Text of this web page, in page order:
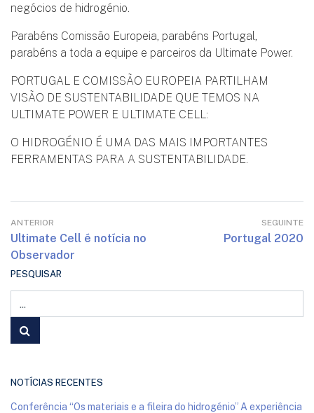
negócios de hidrogénio.
Parabéns Comissão Europeia, parabéns Portugal,
parabéns a toda a equipe e parceiros da Ultimate Power.
PORTUGAL E COMISSÃO EUROPEIA PARTILHAM
VISÃO DE SUSTENTABILIDADE QUE TEMOS NA
ULTIMATE POWER E ULTIMATE CELL:
O HIDROGÉNIO É UMA DAS MAIS IMPORTANTES
FERRAMENTAS PARA A SUSTENTABILIDADE.
ANTERIOR
Ultimate Cell é notícia no
Observador
SEGUINTE
Portugal 2020
PESQUISAR
NOTÍCIAS RECENTES
Conferência “Os materiais e a fileira do hidrogénio” A experiência